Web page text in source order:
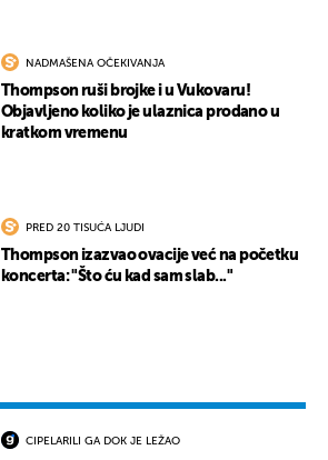
NADMAŠENA OČEKIVANJA
Thompson ruši brojke i u Vukovaru!
Objavljeno koliko je ulaznica prodano u
kratkom vremenu
PRED 20 TISUĆA LJUDI
Thompson izazvao ovacije već na početku
koncerta: "Što ću kad sam slab..."
CIPELARILI GA DOK JE LEŽAO